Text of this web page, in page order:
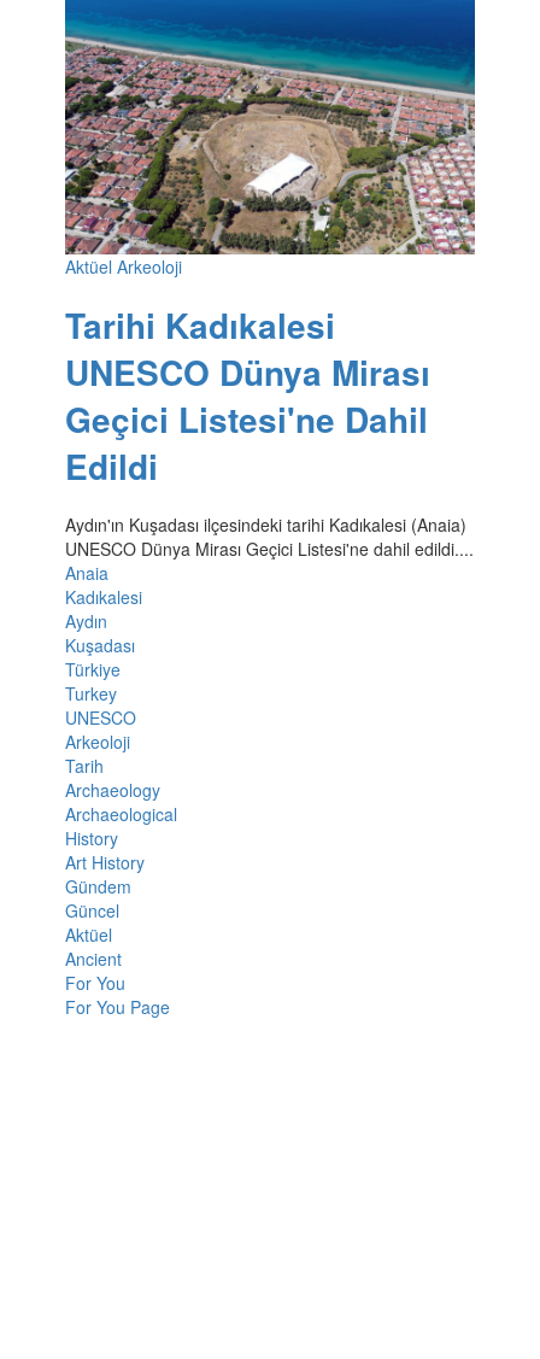
Aktüel Arkeoloji
Tarihi Kadıkalesi
UNESCO Dünya Mirası
Geçici Listesi'ne Dahil
Edildi
Aydın'ın Kuşadası ilçesindeki tarihi Kadıkalesi (Anaia)
UNESCO Dünya Mirası Geçici Listesi'ne dahil edildi....
Anaia
Kadıkalesi
Aydın
Kuşadası
Türkiye
Turkey
UNESCO
Arkeoloji
Tarih
Archaeology
Archaeological
History
Art History
Gündem
Güncel
Aktüel
Ancient
For You
For You Page